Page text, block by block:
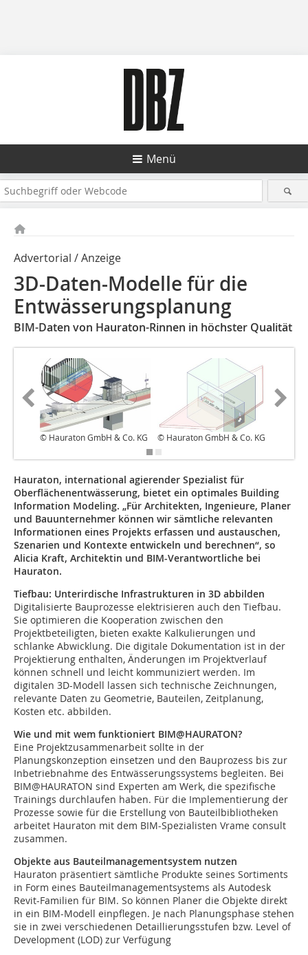
Menü
Advertorial / Anzeige
3D-Daten-Modelle für die
Entwässerungsplanung
BIM-Daten von Hauraton-Rinnen in höchster Qualität
© Hauraton GmbH & Co. KG © Hauraton GmbH & Co. KG
Hauraton, international agierender Spezialist für
Oberflächenentwässerung, bietet ein optimales Building
Information Modeling. „Für Architekten, Ingenieure, Planer
und Bauunternehmer können wir sämtliche relevanten
Informationen eines Projekts erfassen und austauschen,
Szenarien und Kontexte entwickeln und berechnen“, so
Alicia Kraft, Architektin und BIM-Verantwortliche bei
Hauraton.
Tiefbau: Unterirdische Infrastrukturen in 3D abbilden
Digitalisierte Bauprozesse elektrisieren auch den Tiefbau.
Sie optimieren die Kooperation zwischen den
Projektbeteiligten, bieten exakte Kalkulierungen und
schlanke Abwicklung. Die digitale Dokumentation ist in der
Projektierung enthalten, Änderungen im Projektverlauf
können schnell und leicht kommuniziert werden. Im
digitalen 3D-Modell lassen sich technische Zeichnungen,
relevante Daten zu Geometrie, Bauteilen, Zeitplanung,
Kosten etc. abbilden.
Wie und mit wem funktioniert BIM@HAURATON?
Eine Projektzusammenarbeit sollte in der
Planungskonzeption einsetzen und den Bauprozess bis zur
Inbetriebnahme des Entwässerungssystems begleiten. Bei
BIM@HAURATON sind Experten am Werk, die spezifische
Trainings durchlaufen haben. Für die Implementierung der
Prozesse sowie für die Erstellung von Bauteilbibliotheken
arbeitet Hauraton mit dem BIM-Spezialisten Vrame consult
zusammen.
Objekte aus Bauteilmanagementsystem nutzen
Hauraton präsentiert sämtliche Produkte seines Sortiments
in Form eines Bauteilmanagementsystems als Autodesk
Revit-Familien für BIM. So können Planer die Objekte direkt
in ein BIM-Modell einpflegen. Je nach Planungsphase stehen
sie in zwei verschiedenen Detaillierungsstufen bzw. Level of
Development (LOD) zur Verfügung